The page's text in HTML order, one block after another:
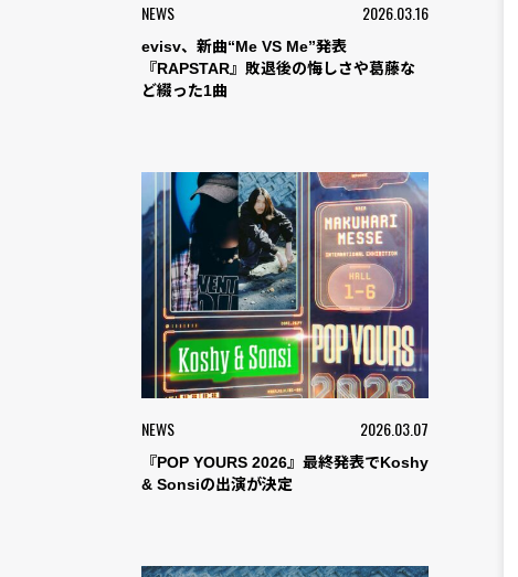
NEWS 2026.03.16
evisv、新曲“Me VS Me”発表
『RAPSTAR』敗退後の悔しさや葛藤な
ど綴った1曲
NEWS 2026.03.07
『POP YOURS 2026』最終発表でKoshy
& Sonsiの出演が決定